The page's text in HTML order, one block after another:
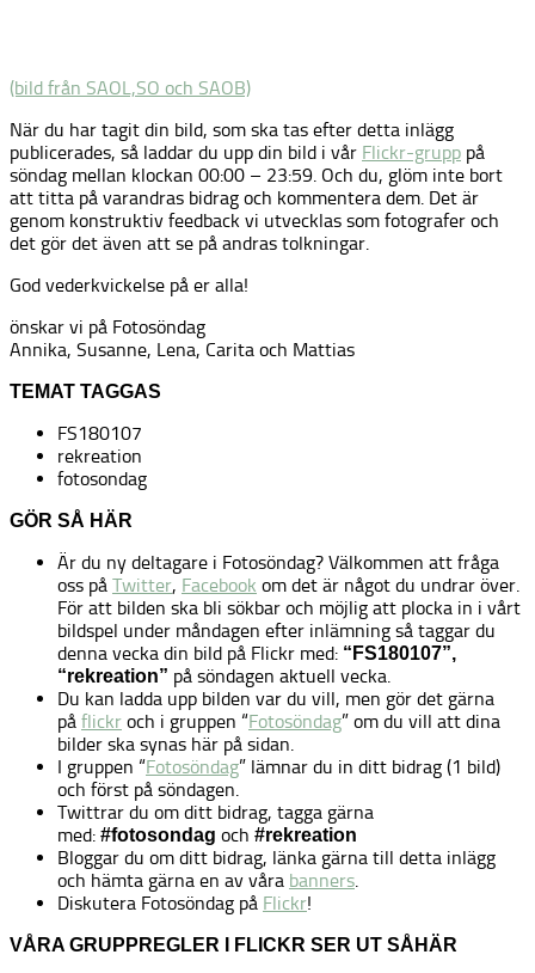
(bild från SAOL,SO och SAOB)
När du har tagit din bild, som ska tas efter detta inlägg
publicerades, så laddar du upp din bild i vår Flickr-grupp på
söndag mellan klockan 00:00 – 23:59. Och du, glöm inte bort
att titta på varandras bidrag och kommentera dem. Det är
genom konstruktiv feedback vi utvecklas som fotografer och
det gör det även att se på andras tolkningar.
God vederkvickelse på er alla!
önskar vi på Fotosöndag
Annika, Susanne, Lena, Carita och Mattias
TEMAT TAGGAS
FS180107
rekreation
fotosondag
GÖR SÅ HÄR
Är du ny deltagare i Fotosöndag? Välkommen att fråga
oss på Twitter, Facebook om det är något du undrar över.
För att bilden ska bli sökbar och möjlig att plocka in i vårt
bildspel under måndagen efter inlämning så taggar du
denna vecka din bild på Flickr med: “FS180107”,
“rekreation” på söndagen aktuell vecka.
Du kan ladda upp bilden var du vill, men gör det gärna
på flickr och i gruppen “Fotosöndag” om du vill att dina
bilder ska synas här på sidan.
I gruppen “Fotosöndag” lämnar du in ditt bidrag (1 bild)
och först på söndagen.
Twittrar du om ditt bidrag, tagga gärna
med: #fotosondag och #rekreation
Bloggar du om ditt bidrag, länka gärna till detta inlägg
och hämta gärna en av våra banners.
Diskutera Fotosöndag på Flickr!
VÅRA GRUPPREGLER I FLICKR SER UT SÅHÄR